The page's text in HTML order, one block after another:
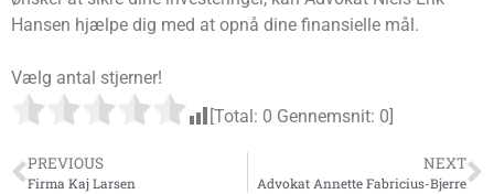
Hansen hjælpe dig med at opnå dine finansielle mål.
Vælg antal stjerner!
[Total: 0 Gennemsnit: 0
PREVIOUS
Firma Kaj Larsen
NEXT
Advokat Annette Fabricius-Bjerre